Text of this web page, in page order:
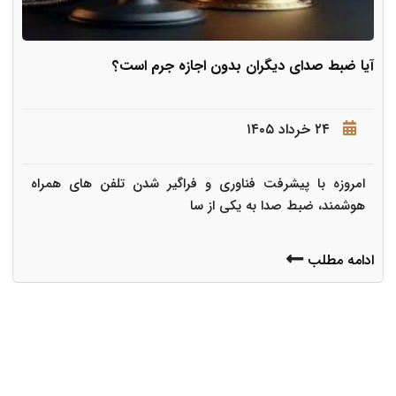
آیا ضبط صدای دیگران بدون اجازه جرم است؟
۲۴ خرداد ۱۴۰۵
امروزه با پیشرفت فناوری و فراگیر شدن تلفن های همراه
هوشمند، ضبط صدا به یکی از سا
ادامه مطلب